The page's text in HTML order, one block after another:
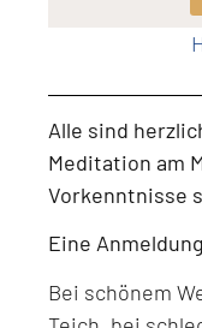
Alle sind
Meditation am
Vorkenntnisse
Eine
Bei schönem